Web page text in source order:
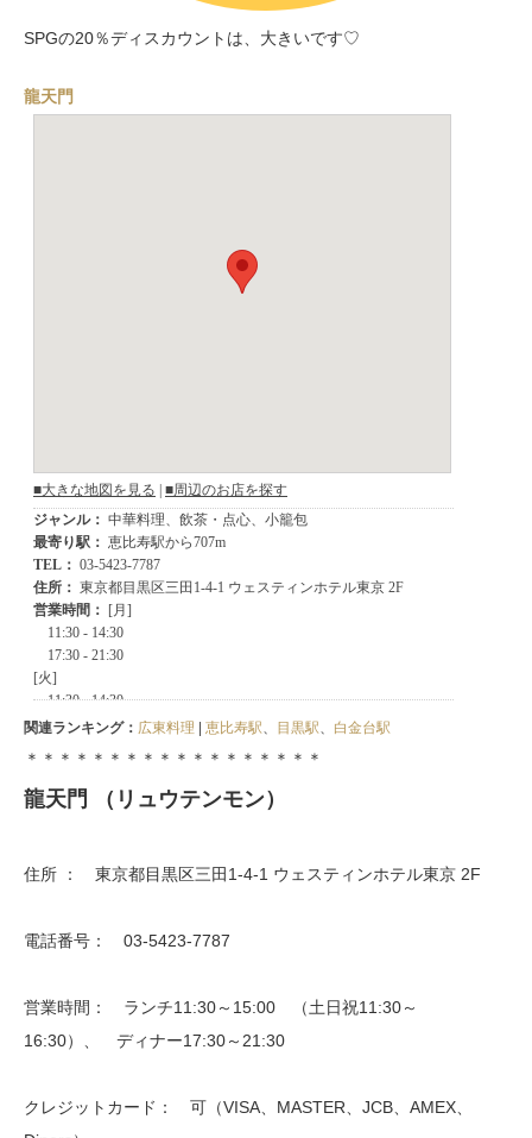
SPGの20％ディスカウントは、大きいです♡
龍天門
関連ランキング： 広東料理 恵比寿駅、 目黒駅、 白金台駅
＊＊＊＊＊＊＊＊＊＊＊＊＊＊＊＊＊＊
龍天門 （リュウテンモン）
住所 ： 東京都目黒区三田1-4-1 ウェスティンホテル東京 2F
電話番号： 03-5423-7787
営業時間： ランチ11:30～15:00 （土日祝11:30～
16:30）、 ディナー17:30～21:30
クレジットカード： 可（VISA、MASTER、JCB、AMEX、